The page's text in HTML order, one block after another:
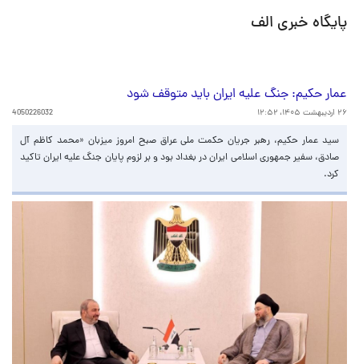
پایگاه خبری الف
عمار حکیم: جنگ علیه ایران باید متوقف شود
۲۶ اردیبهشت ۱۴۰۵، ۱۲:۵۲ 4050226032
سید عمار حکیم، رهبر جریان حکمت ملی عراق صبح امروز میزبان «محمد کاظم آل
صادق، سفیر جمهوری اسلامی ایران در بغداد بود و بر لزوم پایان جنگ علیه ایران تاکید
کرد.